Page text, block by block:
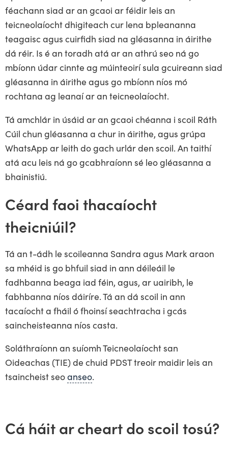
féachann siad ar an gcaoi ar féidir leis an
teicneolaíocht dhigiteach cur lena bpleananna
teagaisc agus cuirfidh siad na gléasanna in áirithe
dá réir. Is é an toradh atá ar an athrú seo ná go
mbíonn údar cinnte ag múinteoirí sula gcuireann siad
gléasanna in áirithe agus go mbíonn níos mó
rochtana ag leanaí ar an teicneolaíocht.
Tá amchlár in úsáid ar an gcaoi chéanna i scoil Ráth
Cúil chun gléasanna a chur in áirithe, agus grúpa
WhatsApp ar leith do gach urlár den scoil. An taithí
atá acu leis ná go gcabhraíonn sé leo gléasanna a
bhainistiú.
Céard faoi thacaíocht
theicniúil?
Tá an t-ádh le scoileanna Sandra agus Mark araon
sa mhéid is go bhfuil siad in ann déileáil le
fadhbanna beaga iad féin, agus, ar uairibh, le
fabhbanna níos dáiríre. Tá an dá scoil in ann
tacaíocht a fháil ó fhoinsí seachtracha i gcás
saincheisteanna níos casta.
Soláthraíonn an suíomh Teicneolaíocht san
Oideachas (TIE) de chuid PDST treoir maidir leis an
tsaincheist seoanseo.
Cá háit ar cheart do scoil tosú?